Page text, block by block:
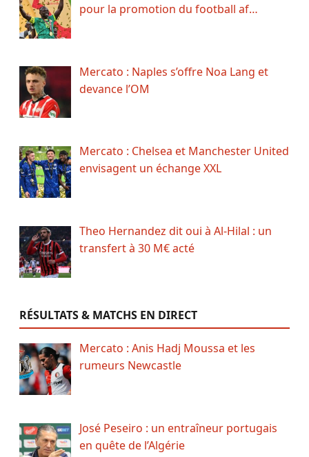
pour la promotion du football af…
Mercato : Naples s’offre Noa Lang et
devance l’OM
Mercato : Chelsea et Manchester United
envisagent un échange XXL
Theo Hernandez dit oui à Al-Hilal : un
transfert à 30 M€ acté
RÉSULTATS & MATCHS EN DIRECT
Mercato : Anis Hadj Moussa et les
rumeurs Newcastle
José Peseiro : un entraîneur portugais
en quête de l’Algérie